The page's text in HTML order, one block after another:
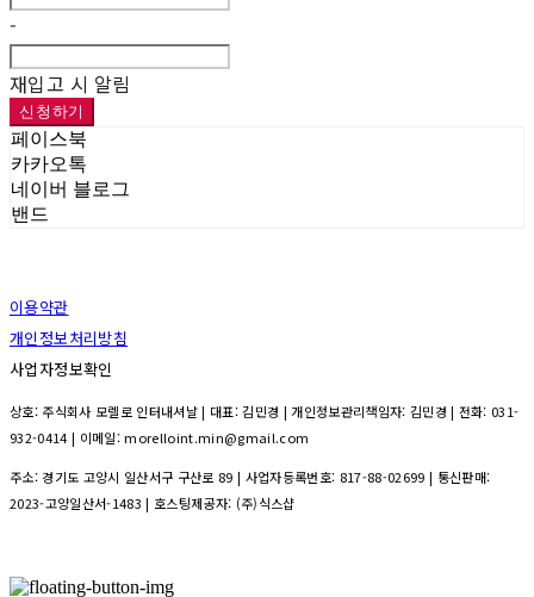
-
재입고 시 알림
신청하기
페이스북
카카오톡
네이버 블로그
밴드
이용약관
개인정보처리방침
사업자정보확인
상호: 주식회사 모렐로 인터내셔날 | 대표: 김민경 | 개인정보관리책임자: 김민경 | 전화: 031-
932-0414 | 이메일: morelloint.min@gmail.com
주소: 경기도 고양시 일산서구 구산로 89 | 사업자등록번호: 817-88-02699 | 통신판매:
2023-고양일산서-1483 | 호스팅제공자: (주)식스샵